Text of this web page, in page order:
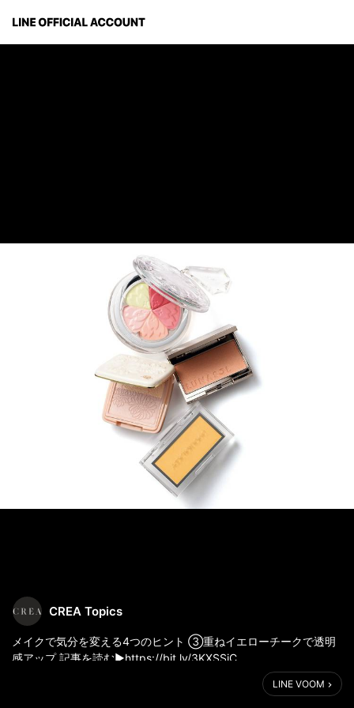
CREA Topics
メイクで気分を変える4つのヒント ③重ねイエローチークで透明
感アップ 記事を読む▶https://bit.ly/3KXSSiC
LINE VOOM